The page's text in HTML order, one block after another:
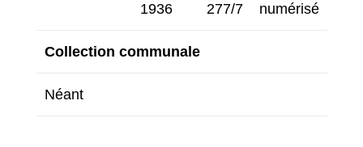
1936
277/7
numérisé
Collection communale
Néant